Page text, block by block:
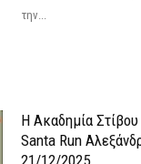
την...
Η Ακαδημία
Santa Run